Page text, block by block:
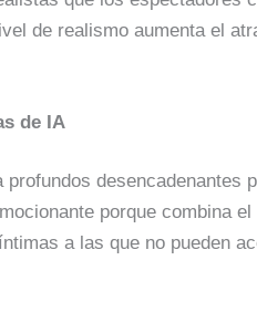
de realismo aumenta el
de IA
desencadenantes
porque combina
a las que no pueden